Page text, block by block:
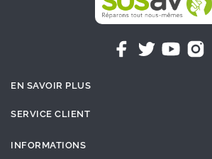
EN SAVOIR PLUS
SERVICE CLIENT
INFORMATIONS